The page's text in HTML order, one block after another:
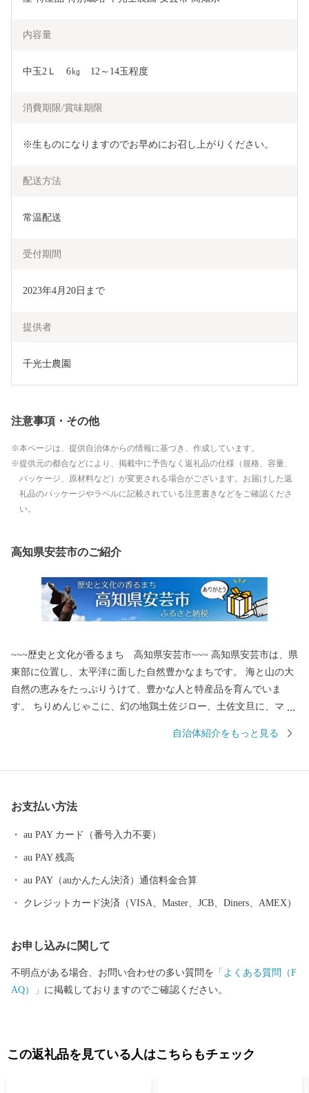
内容量
中玉2Ｌ　6㎏　12～14玉程度
消費期限/賞味期限
※生ものになりますのでお早めにお召し上がりください。
配送方法
常温配送
受付期間
2023年4月20日まで
提供者
千光士農園
注意事項・その他
本ページは、提供自治体からの情報に基づき、作成しています。
提供元の都合などにより、掲載中に予告なく返礼品の仕様（規格、容量、
パッケージ、原材料など）が変更される場合がございます。お届けした返
礼品のパッケージやラベルに記載されている注意書きなどをご確認くださ
い。
高知県安芸市のご紹介
~~~歴史と文化が香るまち 高知県安芸市~~~ 高知県安芸市は、県
東部に位置し、太平洋に面した自然豊かなまちです。 海と山の大
自然の恵みをたっぷりうけて、豊かな人と特産品を育んでいま
す。 ちりめんじゃこに、幻の地鶏土佐ジロー、土佐文旦に、マン
ぱいお届けしていきます！ 応援よろしくお願いいたします♪ 皆様
自治体紹介をもっと見る
お支払い方法
au PAY カード（番号入力不要）
au PAY 残高
au PAY（auかんたん決済）通信料金合算
クレジットカード決済（VISA、Master、JCB、Diners、AMEX）
お申し込みに関して
不明点がある場合、お問い合わせの多い質問を 「よくある質問（F
AQ）」 に掲載しておりますのでご確認ください。
この返礼品を見ている人はこちらもチェック